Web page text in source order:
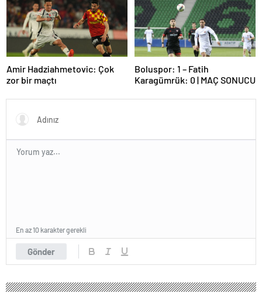
Amir Hadziahmetovic: Çok
zor bir maçtı
Boluspor: 1 – Fatih
Karagümrük: 0 | MAÇ SONUCU
Gönder
En az 10 karakter gerekli